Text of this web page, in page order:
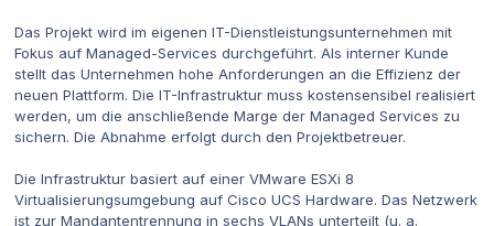
Das Projekt wird im eigenen IT-Dienstleistungsunternehmen mit
Fokus auf Managed-Services durchgeführt. Als interner Kunde
stellt das Unternehmen hohe Anforderungen an die Effizienz der
neuen Plattform. Die IT-Infrastruktur muss kostensensibel realisiert
werden, um die anschließende Marge der Managed Services zu
sichern. Die Abnahme erfolgt durch den Projektbetreuer.
Die Infrastruktur basiert auf einer VMware ESXi 8
Virtualisierungsumgebung auf Cisco UCS Hardware. Das Netzwerk
ist zur Mandantentrennung in sechs VLANs unterteilt (u. a.